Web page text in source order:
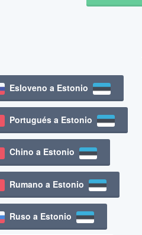
Esloveno a Estonio
Portugués a Estonio
Chino a Estonio
Rumano a Estonio
Ruso a Estonio